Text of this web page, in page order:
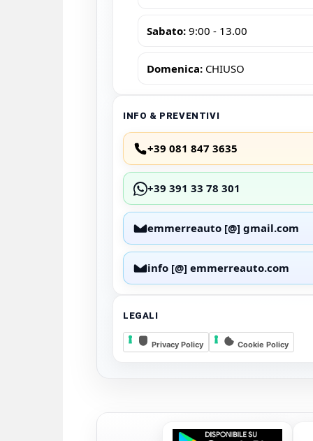
Sabato: 9:00 - 13.00
Domenica: CHIUSO
INFO & PREVENTIVI
+39 081 847 3635
+39 391 33 78 301
emmerreauto [@] gmail.com
info [@] emmerreauto.com
LEGALI
Privacy Policy Cookie Policy